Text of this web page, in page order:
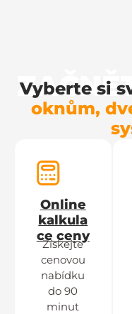
Vyberte si
oknům,
Online
kalkula
ce ceny
Získejte
cenovou
nabídku
do 90
minut